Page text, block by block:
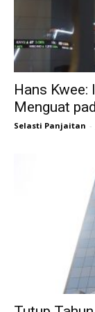
Hans Kwee:
Menguat
Selasti Panjaitan -